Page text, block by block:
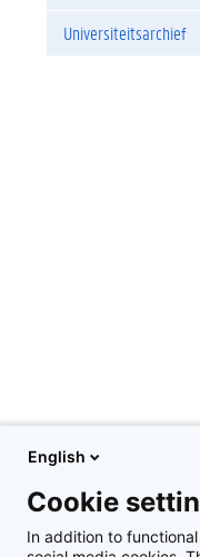
Universiteitsarchief
English
Cookie
In addition to